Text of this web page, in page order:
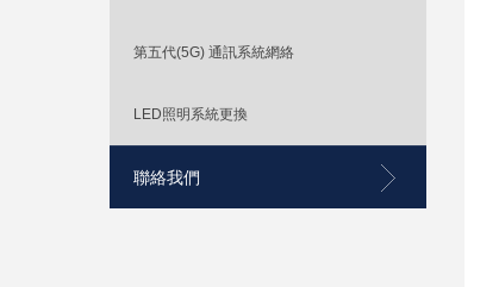
第五代(5G) 通訊系統網絡
LED照明系統更換
聯絡我們